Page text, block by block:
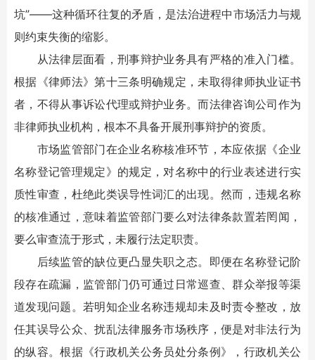
坑”——这种循环往复的矛盾，是法治进程中市场活力与规
则约束失衡的缩影。
从法律层面看，刑事辩护业务具有严格的准入门槛。
根据《律师法》第十三条明确规定，未取得律师执业证书
者，不得从事诉讼代理或辩护业务。而法律咨询公司作为
非律师执业机构，根本不具备开展刑事辩护的资质。
市场监管部门在企业名称核准环节，本应依据《企业
名称登记管理规定》的规定，对名称中的行业表述进行实
质性审查，杜绝此类误导性词汇的出现。然而，违规名称
的核准通过，意味着监管部门要么对法律条款置若罔闻，
要么审查流于形式，未履行法定职责。
后续监管的缺位更凸显失职之态。即便在名称登记阶
段存在疏漏，监管部门仍可通过日常巡查、群众举报等渠
道发现问题。若明知企业名称违规却未及时责令整改，放
任其误导公众、扰乱法律服务市场秩序，便是对非法行为
的纵容。根据《行政机关公务员处分条例》，行政机关公